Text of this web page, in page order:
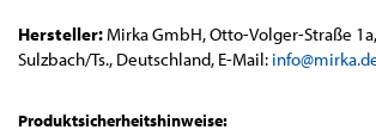
Hersteller: Mirka GmbH, Otto-Volger-Straße
Sulzbach/Ts., Deutschland, E-Mail: info@m
Produktsicherheitshinweise: